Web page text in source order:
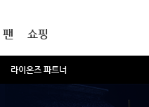
라이온즈 파트너
팬 쇼핑